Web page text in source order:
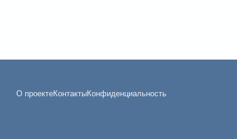
О проектеКонтактыКонфиденциальность